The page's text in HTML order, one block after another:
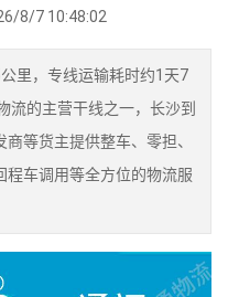
8/7 10:48:02
里，专线运输耗时约1天7
流的主营干线之一，长沙到
等货主提供整车、零担、
程车调用等全方位的物流服